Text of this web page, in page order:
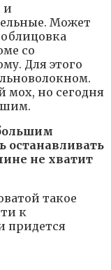
и
Может
со
Для этого
мох, но сегодня
останавливать
не хватит
такое
к
придется